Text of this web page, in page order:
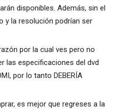
disponibles. Además, sin el
y la resolución podrían ser
por la cual ves pero no
las especificaciones del dvd
por lo tanto DEBERÍA
es mejor que regreses a la